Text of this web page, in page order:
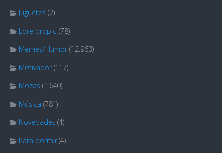
Juguetes (2)
Lore propio (78)
Memes/Humor (12.963)
Motivador (117)
Mozas (1.640)
Música (781)
Novedades (4)
Para dormir (4)